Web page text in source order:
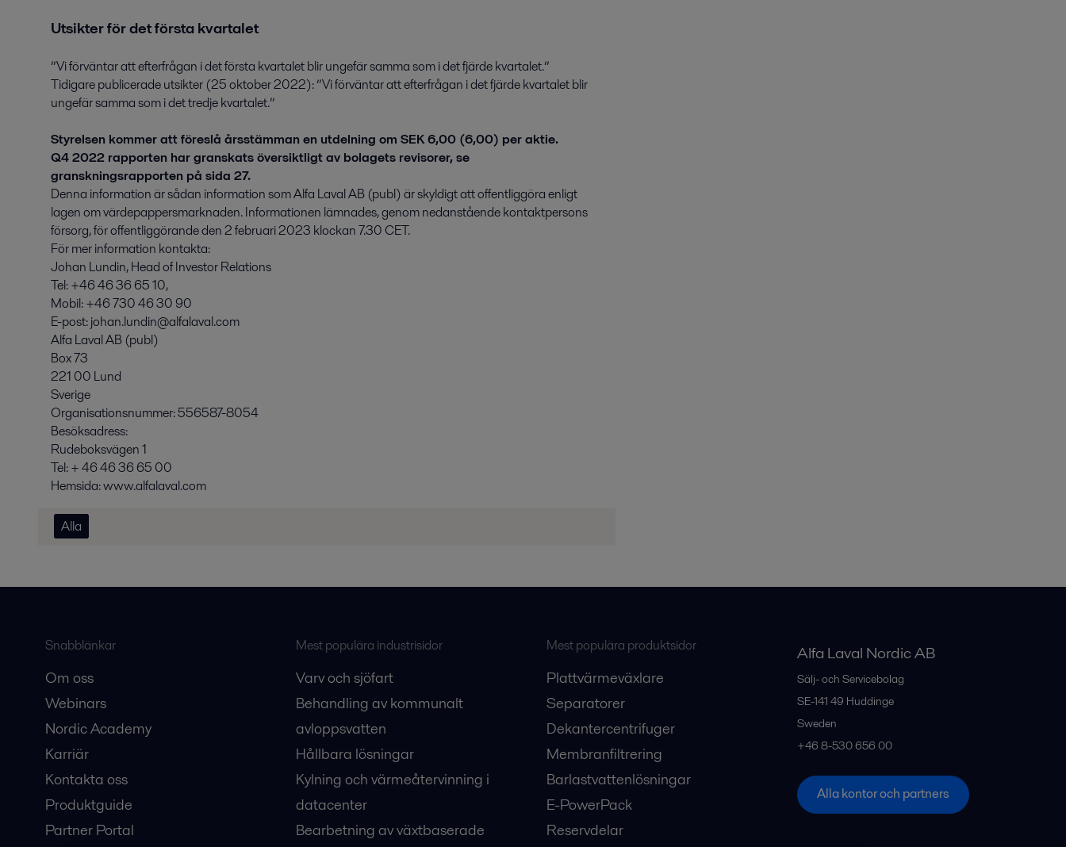
Utsikter för det första kvartalet
”Vi förväntar att efterfrågan i det första kvartalet blir ungefär samma som i det fjärde kvartalet.”
Tidigare publicerade utsikter (25 oktober 2022): ”Vi förväntar att efterfrågan i det fjärde kvartalet blir
ungefär samma som i det tredje kvartalet.”
Styrelsen kommer att föreslå årsstämman en utdelning om SEK 6,00 (6,00) per aktie.
Q4 2022 rapporten har granskats översiktligt av bolagets revisorer, se
granskningsrapporten på sida 27.
Denna information är sådan information som Alfa Laval AB (publ) är skyldigt att offentliggöra enligt
lagen om värdepappersmarknaden. Informationen lämnades, genom nedanstående kontaktpersons
försorg, för offentliggörande den 2 februari 2023 klockan 7.30 CET.
För mer information kontakta:
Johan Lundin, Head of Investor Relations
Tel: +46 46 36 65 10,
Mobil: +46 730 46 30 90
E-post: johan.lundin@alfalaval.com
Alfa Laval AB (publ)
Box 73
221 00 Lund
Sverige
Organisationsnummer: 556587-8054
Besöksadress:
Rudeboksvägen 1
Tel: + 46 46 36 65 00
Hemsida: www.alfalaval.com
Alla
Snabblänkar
Om oss
Webinars
Nordic Academy
Karriär
Kontakta oss
Produktguide
Partner Portal
Mest populära industrisidor
Varv och sjöfart
Behandling av kommunalt
avloppsvatten
Hållbara lösningar
Kylning och värmeåtervinning i
datacenter
Bearbetning av växtbaserade
Mest populära produktsidor
Plattvärmeväxlare
Separatorer
Dekantercentrifuger
Membranfiltrering
Barlastvattenlösningar
E-PowerPack
Reservdelar
Alfa Laval Nordic AB
Sälj- och Servicebolag
SE-141 49 Huddinge
Sweden
+46 8-530 656 00
Alla kontor och partners